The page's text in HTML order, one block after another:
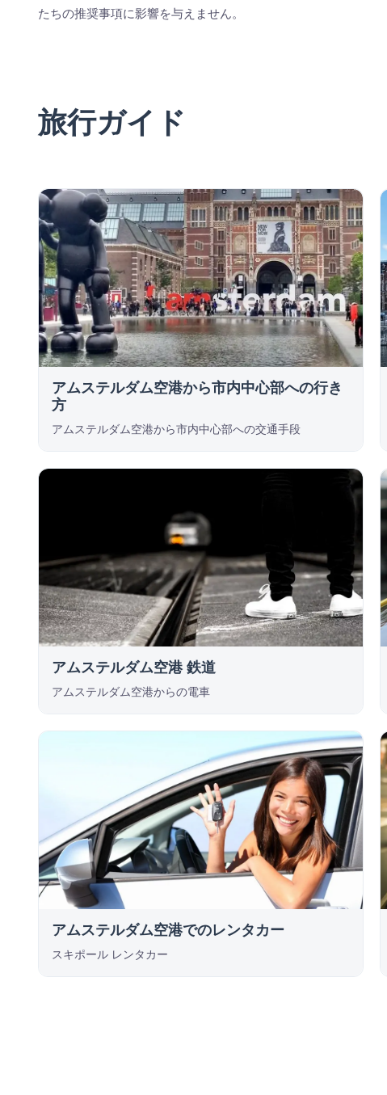
たちの推奨事項に影響を与えません。
旅行ガイド
アムステルダム空港から市内中心部への行き
方
アムステルダム空港から市内中心部への交通手段
アムステルダム空港 鉄道
アムステルダム空港からの電車
アムステルダム空港でのレンタカー
スキポール レンタカー